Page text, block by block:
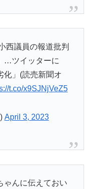
西議員の報道批判
…ツイッターに
化」(読売新聞オ
t.co/x9SJNjVeZ5
April 3, 2023
ゃんに伝えておい